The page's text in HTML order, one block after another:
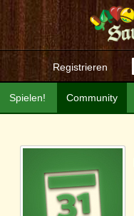
Registrieren
Community
Spielen!